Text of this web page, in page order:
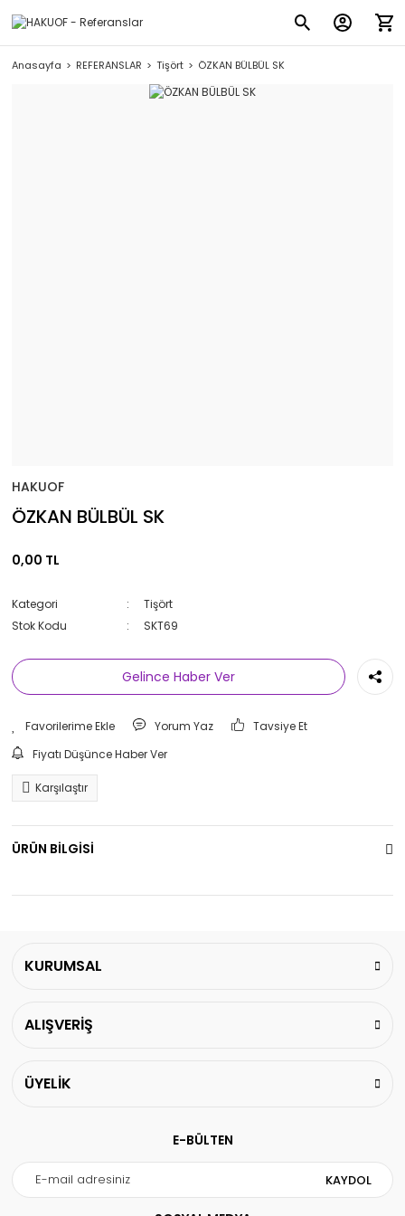
Anasayfa REFERANSLAR Tişört ÖZKAN BÜLBÜL SK
HAKUOF
ÖZKAN BÜLBÜL SK
0,00 TL
Kategori
Tişört
Stok Kodu
SKT69
Gelince Haber Ver
Yorum Yaz
Tavsiye Et
Fiyatı Düşünce Haber Ver
Karşılaştır
ÜRÜN BİLGİSİ
KURUMSAL
ALIŞVERİŞ
ÜYELİK
E-BÜLTEN
KAYDOL